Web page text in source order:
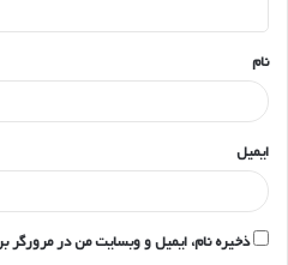
*
نام
ایمیل
ذخیره نام، ایمیل و وبسایت من در مرورگر